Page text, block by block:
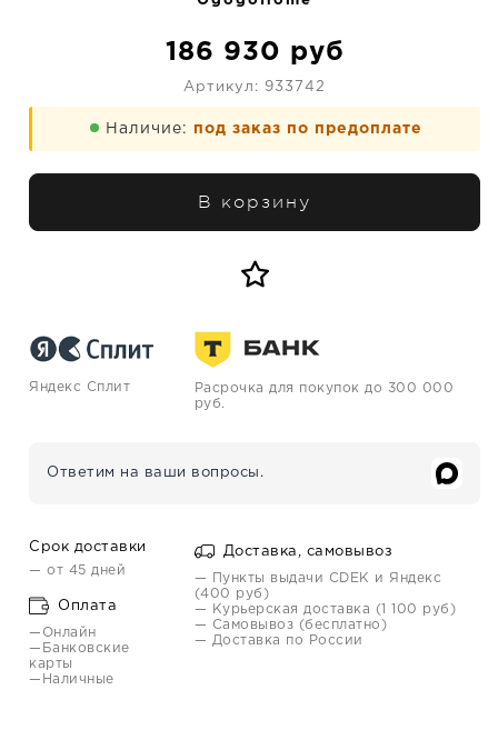
186 930 руб
Артикул: 933742
Наличие: под заказ по предоплате
В корзину
Яндекс Сплит
Расрочка для покупок до 300 000
руб.
Ответим на ваши вопросы.
Срок доставки
— от 45 дней
Оплата
—Онлайн
—Банковские
карты
—Наличные
Доставка, самовывоз
— Пункты выдачи CDEK и Яндекс
(400 руб)
— Курьерская доставка (1 100 руб)
— Самовывоз (бесплатно)
— Доставка по России